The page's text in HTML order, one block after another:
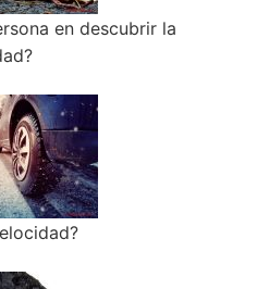
en descubrir la